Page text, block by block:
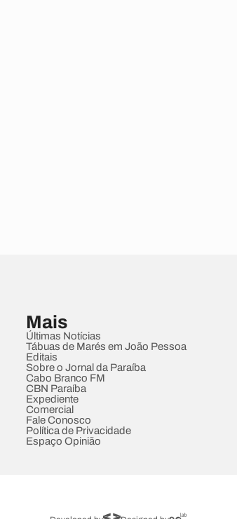
Mais
Últimas Notícias
Tábuas de Marés em João Pessoa
Editais
Sobre o Jornal da Paraíba
Cabo Branco FM
CBN Paraíba
Expediente
Comercial
Fale Conosco
Política de Privacidade
Espaço Opinião